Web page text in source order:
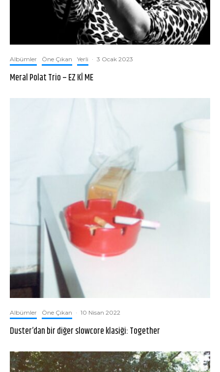
Albümler Öne Çıkan Yerli · 3 Ocak 2023
Meral Polat Trio – EZ KÎ ME
Albümler Öne Çıkan · 10 Nisan 2022
Duster’dan bir diğer slowcore klasiği: Together